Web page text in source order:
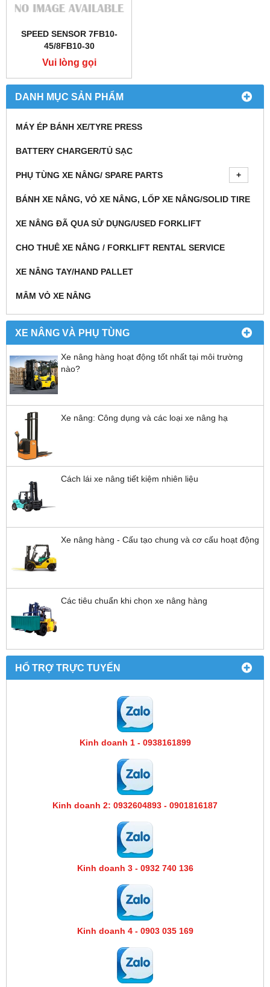
DANH MỤC SẢN PHẨM
MÁY ÉP BÁNH XE/TYRE PRESS
BATTERY CHARGER/TỦ SẠC
PHỤ TÙNG XE NÂNG/ SPARE PARTS
BÁNH XE NÂNG, VỎ XE NÂNG, LỐP XE NÂNG/SOLID TIRE
XE NÂNG ĐÃ QUA SỬ DỤNG/USED FORKLIFT
CHO THUÊ XE NÂNG / FORKLIFT RENTAL SERVICE
XE NÂNG TAY/HAND PALLET
MÂM VỎ XE NÂNG
XE NÂNG VÀ PHỤ TÙNG
Xe nâng hàng hoạt động tốt nhất tại môi trường
nào?
Xe nâng: Công dụng và các loại xe nâng hạ
Cách lái xe nâng tiết kiệm nhiên liệu
Xe nâng hàng - Cấu tạo chung và cơ cấu hoạt động
Các tiêu chuẩn khi chọn xe nâng hàng
HỔ TRỢ TRỰC TUYẾN
Kinh doanh 1 - 0938161899
Kinh doanh 2: 0932604893 - 0901816187
Kinh doanh 3 - 0932 740 136
Kinh doanh 4 - 0903 035 169
SPEED SENSOR 7FB10-
45/8FB10-30
Vui lòng gọi